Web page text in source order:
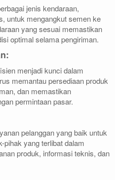
jenis kendaraan,
untuk mengangkut semen ke
yang sesuai memastikan
optimal selama pengiriman.
menjadi kunci dalam
memantau persediaan produk
dan memastikan
permintaan pasar.
pelanggan yang baik untuk
pihak yang terlibat dalam
produk, informasi teknis, dan